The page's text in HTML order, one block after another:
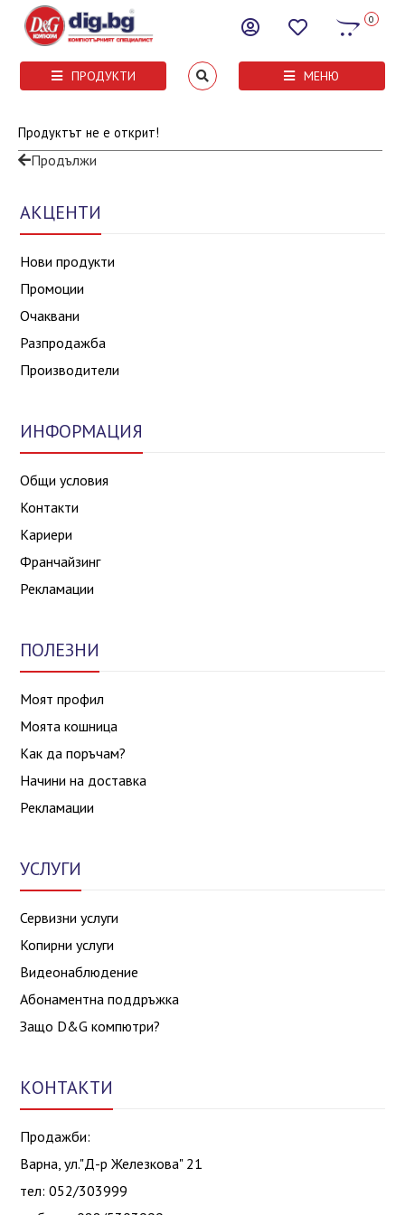
0
ПРОДУКТИ МЕНЮ
Продуктът не е открит!
Продължи
АКЦЕНТИ
Нови продукти
Промоции
Очаквани
Разпродажба
Производители
ИНФОРМАЦИЯ
Общи условия
Контакти
Кариери
Франчайзинг
Рекламации
ПОЛЕЗНИ
Моят профил
Моята кошница
Как да поръчам?
Начини на доставка
Рекламации
УСЛУГИ
Сервизни услуги
Копирни услуги
Видеонаблюдение
Абонаментна поддръжка
Защо D&G компютри?
КОНТАКТИ
Продажби:
Варна, ул."Д-р Железкова" 21
тел: 052/303999